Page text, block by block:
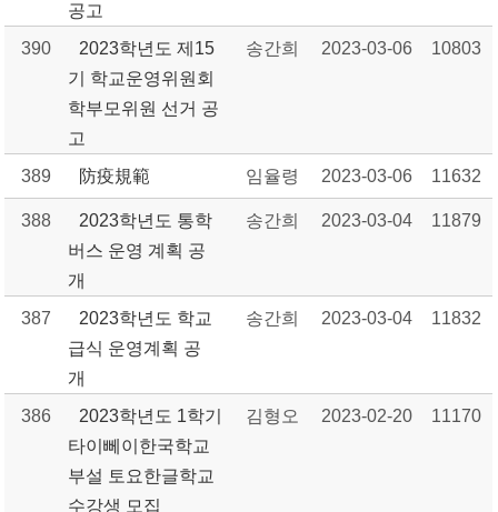
공고
390
2023학년도 제15
기 학교운영위원회
학부모위원 선거 공
고
송간희 2023-03-06 10803
389 防疫規範 임율령 2023-03-06 11632
388
2023학년도 통학
버스 운영 계획 공
개
송간희 2023-03-04 11879
387
2023학년도 학교
급식 운영계획 공
개
송간희 2023-03-04 11832
386
2023학년도 1학기
타이뻬이한국학교
부설 토요한글학교
수강생 모집
김형오 2023-02-20 11170